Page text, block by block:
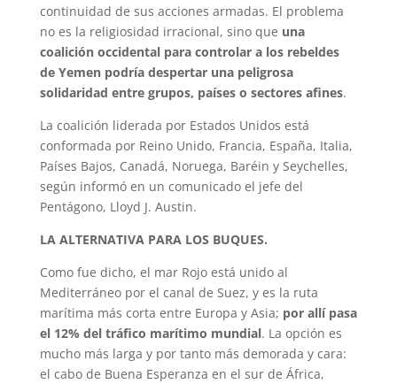
continuidad de sus acciones armadas. El problema
no es la religiosidad irracional, sino que una
coalición occidental para controlar a los rebeldes
de Yemen podría despertar una peligrosa
solidaridad entre grupos, países o sectores afines.
La coalición liderada por Estados Unidos está
conformada por Reino Unido, Francia, España, Italia,
Países Bajos, Canadá, Noruega, Baréin y Seychelles,
según informó en un comunicado el jefe del
Pentágono, Lloyd J. Austin.
LA ALTERNATIVA PARA LOS BUQUES.
Como fue dicho, el mar Rojo está unido al
Mediterráneo por el canal de Suez, y es la ruta
marítima más corta entre Europa y Asia; por allí pasa
el 12% del tráfico marítimo mundial. La opción es
mucho más larga y por tanto más demorada y cara:
el cabo de Buena Esperanza en el sur de África,